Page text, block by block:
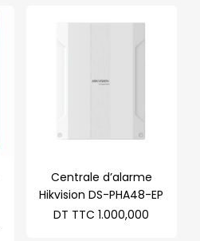
Centrale d’alarme
Hikvision DS-PHA48-EP
DT TTC 1.000,000